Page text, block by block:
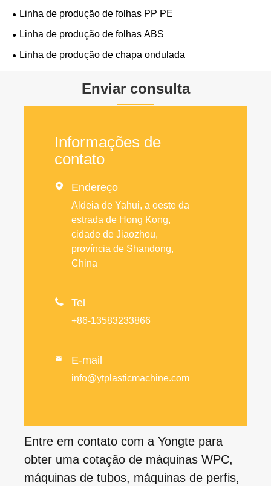
Linha de produção de folhas PP PE
Linha de produção de folhas ABS
Linha de produção de chapa ondulada
Enviar consulta
Informações de
contato
 Endereço
Aldeia de Yahui, a oeste da
estrada de Hong Kong,
cidade de Jiaozhou,
província de Shandong,
China
 Tel
+86-13583233866
 E-mail
info@ytplasticmachine.com
Entre em contato com a Yongte para
obter uma cotação de máquinas WPC,
máquinas de tubos, máquinas de perfis,